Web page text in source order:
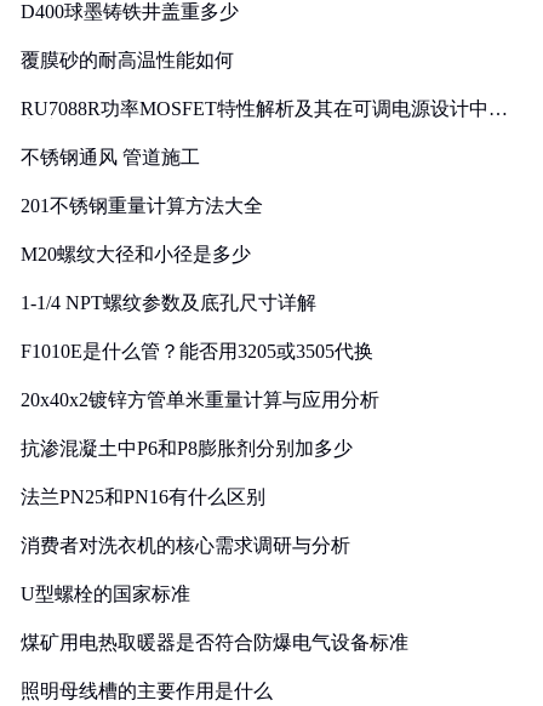
D400球墨铸铁井盖重多少
覆膜砂的耐高温性能如何
RU7088R功率MOSFET特性解析及其在可调电源设计中的
不锈钢通风 管道施工
201不锈钢重量计算方法大全
M20螺纹大径和小径是多少
1-1/4 NPT螺纹参数及底孔尺寸详解
F1010E是什么管？能否用3205或3505代换
20x40x2镀锌方管单米重量计算与应用分析
抗渗混凝土中P6和P8膨胀剂分别加多少
法兰PN25和PN16有什么区别
消费者对洗衣机的核心需求调研与分析
U型螺栓的国家标准
煤矿用电热取暖器是否符合防爆电气设备标准
照明母线槽的主要作用是什么